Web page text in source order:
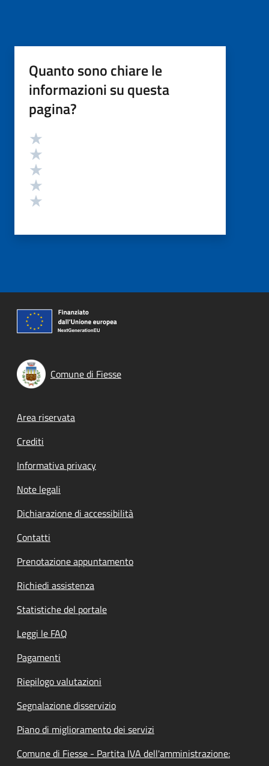
Quanto sono chiare le
informazioni su questa
pagina?
Valutazione
Comune di Fiesse
Footer menu
Area riservata
Crediti
Informativa privacy
Note legali
Dichiarazione di accessibilità
Contatti
Prenotazione appuntamento
Richiedi assistenza
Statistiche del portale
Leggi le FAQ
Pagamenti
Riepilogo valutazioni
Segnalazione disservizio
Piano di miglioramento dei servizi
Comune di Fiesse - Partita IVA dell'amministrazione: